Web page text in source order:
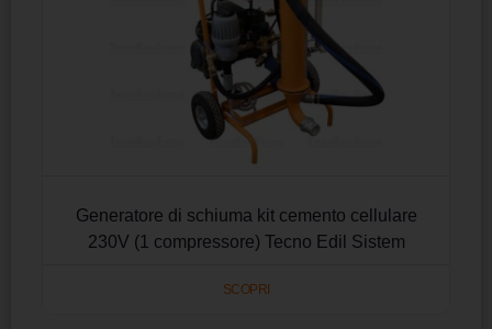
Generatore di schiuma kit cemento cellulare
230V (1 compressore) Tecno Edil Sistem
SCOPRI